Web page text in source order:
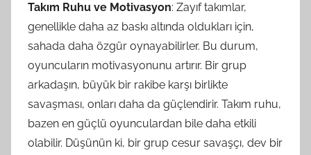
Takım Ruhu ve Motivasyon: Zayıf takımlar,
genellikle daha az baskı altında oldukları için,
sahada daha özgür oynayabilirler. Bu durum,
oyuncuların motivasyonunu artırır. Bir grup
arkadaşın, büyük bir rakibe karşı birlikte
savaşması, onları daha da güçlendirir. Takım ruhu,
bazen en güçlü oyunculardan bile daha etkili
olabilir. Düşünün ki, bir grup cesur savaşçı, dev bir